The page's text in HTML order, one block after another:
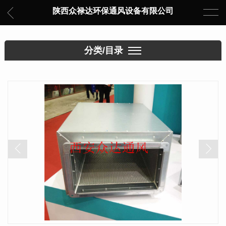
陕西众禄达环保通风设备有限公司
分类/目录